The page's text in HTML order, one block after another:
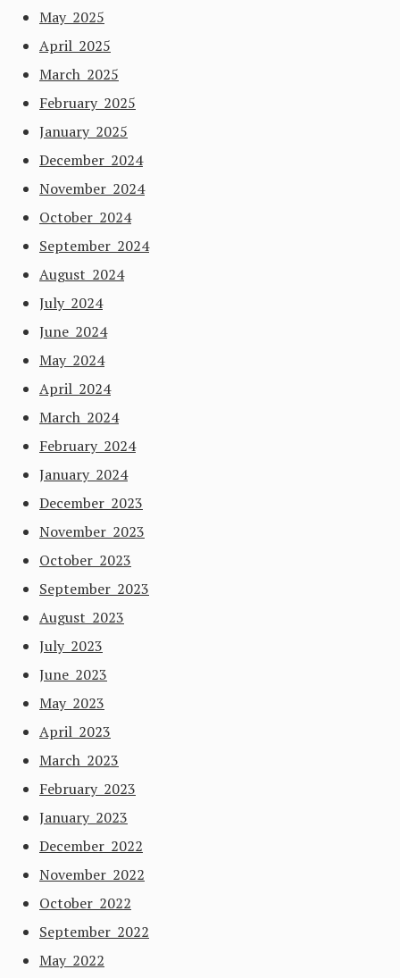
May 2025
April 2025
March 2025
February 2025
January 2025
December 2024
November 2024
October 2024
September 2024
August 2024
July 2024
June 2024
May 2024
April 2024
March 2024
February 2024
January 2024
December 2023
November 2023
October 2023
September 2023
August 2023
July 2023
June 2023
May 2023
April 2023
March 2023
February 2023
January 2023
December 2022
November 2022
October 2022
September 2022
May 2022